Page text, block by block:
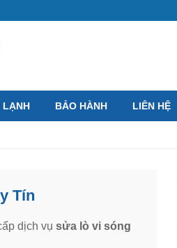
LẠNH BẢO HÀNH LIÊN HỆ
Tín
dịch vụ sửa lò vi sóng